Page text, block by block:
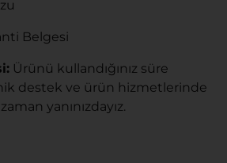
Belgesi
Ürünü kullandığınız süre
destek ve ürün hizmetlerinde
yanınızdayız.